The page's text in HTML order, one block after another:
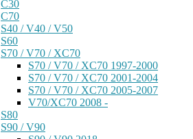
C30
C70
S40 / V40 / V50
S60
S70 / V70 / XC70
S70 / V70 / XC70 1997-2000
S70 / V70 / XC70 2001-2004
S70 / V70 / XC70 2005-2007
V70/XC70 2008 -
S80
S90 / V90